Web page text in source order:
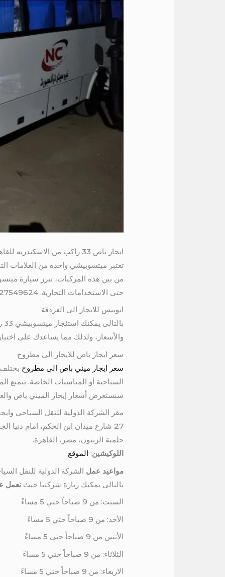
ايجار باص 33 راكب من الاسكندريه للقاهره 01027549624
تعتبر ميتسوبيشي واحدة من العلامات
حتى الاستخدامات التجارية. 01027549624
اتوبيس للايجار الى الغردقة
والأسعار، ولذلك مما يساعدك على
سعر ايجار باص للايجار الى مطروح
سعر ايجار ميني باص الى مطروح
سنستعرض أسعار إيجار الميني باص
مقر الشركة الدولية للنقل السياحي
27 شارع ميدان ابن الحكم، امام دنيا الجمبري، برج المرمر، الدور السادس
حلمية الزيتون، مصر، القاهرة.
اللوكيشين: الموقع
مواعيد عمل الشركة الدولية للنقل
بالتالي يمكنك زيارة شركتنا حيثنعمل
السبت: من 9 صباحاً حتي 5 مساءً
الأحد: من 9 صباحاً حتي 5 مساءً
الأثنين من 9 صباحاً حتي 5 مساءً
الثلاثاء: من 9 صباحاً حتي 5 مساءً
الاربعاء: من 9 صباحاً حتي 5 مساءً